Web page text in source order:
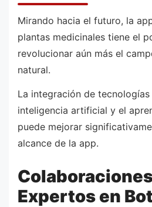
Mirando hacia el futuro, la
plantas medicinales tiene el
revolucionar aún más el
natural.
La integración de
inteligencia artificial y el
puede mejorar
alcance de la app.
Expertos en